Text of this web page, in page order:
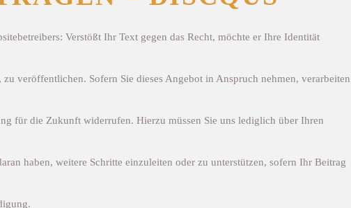
Verstößt Ihr Text gegen das Recht, möchte er Ihre Identität
veröffentlichen. Sofern Sie dieses Angebot in Anspruch nehmen, verarbeiten
für die Zukunft widerrufen. Hierzu müssen Sie uns lediglich über Ihren
haben, weitere Schritte einzuleiten oder zu unterstützen, sofern Ihr Beitrag